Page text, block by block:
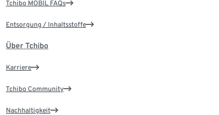
Tchibo MOBIL FAQs
Entsorgung / Inhaltsstoffe
Über Tchibo
Karriere
Tchibo Community
Nachhaltigkeit